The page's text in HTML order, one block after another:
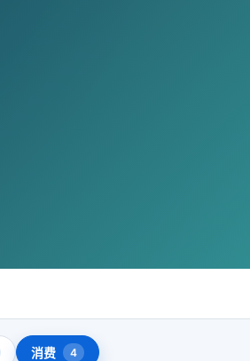
消费 4